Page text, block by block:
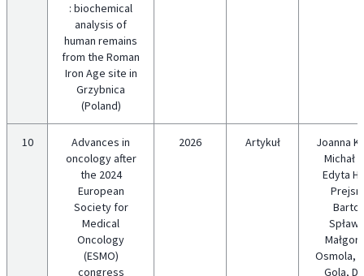
: biochemical
analysis of
human remains
from the Roman
Iron Age site in
Grzybnica
(Poland)
10
Advances in
oncology after
the 2024
European
Society for
Medical
Oncology
(ESMO)
congress
2026 Artykuł
Joanna
Michał
Edyta
Osmola,
Gola,